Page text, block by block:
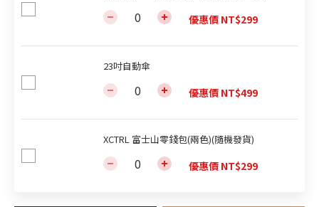
優惠價 NT$299
23吋自動傘
優惠價 NT$499
XCTRL 富士山零錢包(兩色)(隨機發貨)
優惠價 NT$299